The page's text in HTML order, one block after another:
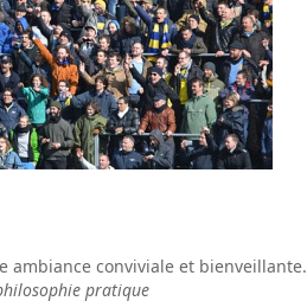
ambiance conviviale et bienveillante.
pratique